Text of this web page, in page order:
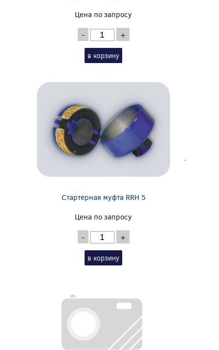
Цена по запросу
- +
в корзину
Стартерная муфта RRH 5
Цена по запросу
- +
в корзину